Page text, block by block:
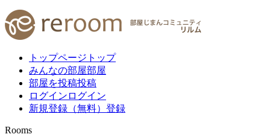
トップページ トップ
みんなの部屋部屋
部屋を投稿投稿
ログイン ログイン
新規登録（無料） 登録
Rooms